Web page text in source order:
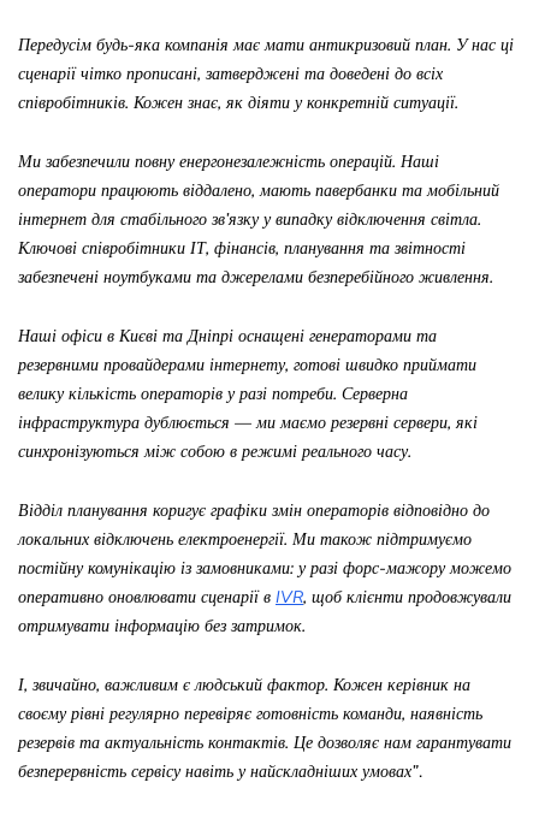
Передусім будь-яка компанія має мати антикризовий план. У нас ці
сценарії чітко прописані, затверджені та доведені до всіх
співробітників. Кожен знає, як діяти у конкретній ситуації.
Ми забезпечили повну енергонезалежність операцій. Наші
оператори працюють віддалено, мають павербанки та мобільний
інтернет для стабільного зв’язку у випадку відключення світла.
Ключові співробітники ІТ, фінансів, планування та звітності
забезпечені ноутбуками та джерелами безперебійного живлення.
Наші офіси в Києві та Дніпрі оснащені генераторами та
резервними провайдерами інтернету, готові швидко приймати
велику кількість операторів у разі потреби. Серверна
інфраструктура дублюється — ми маємо резервні сервери, які
синхронізуються між собою в режимі реального часу.
Відділ планування коригує графіки змін операторів відповідно до
локальних відключень електроенергії. Ми також підтримуємо
постійну комунікацію із замовниками: у разі форс-мажору можемо
оперативно оновлювати сценарії в IVR, щобклієнти продовжували
отримувати інформацію без затримок.
І, звичайно, важливим є людський фактор. Кожен керівник на
своєму рівні регулярно перевіряє готовність команди, наявність
резервів та актуальність контактів. Це дозволяє нам гарантувати
безперервність сервісу навіть у найскладніших умовах”.